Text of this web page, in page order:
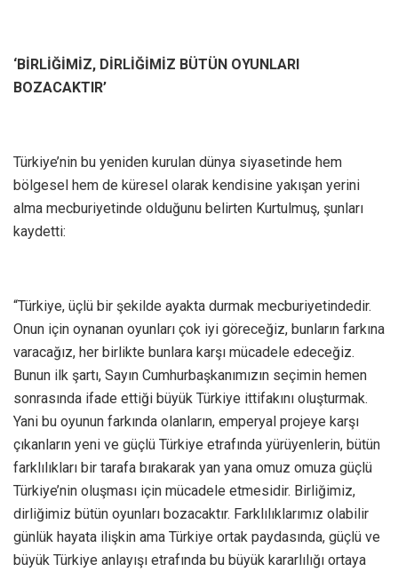
‘BİRLİĞİMİZ, DİRLİĞİMİZ BÜTÜN OYUNLARI
BOZACAKTIR’
Türkiye’nin bu yeniden kurulan dünya siyasetinde hem
bölgesel hem de küresel olarak kendisine yakışan yerini
alma mecburiyetinde olduğunu belirten Kurtulmuş, şunları
kaydetti:
“Türkiye, üçlü bir şekilde ayakta durmak mecburiyetindedir.
Onun için oynanan oyunları çok iyi göreceğiz, bunların farkına
varacağız, her birlikte bunlara karşı mücadele edeceğiz.
Bunun ilk şartı, Sayın Cumhurbaşkanımızın seçimin hemen
sonrasında ifade ettiği büyük Türkiye ittifakını oluşturmak.
Yani bu oyunun farkında olanların, emperyal projeye karşı
çıkanların yeni ve güçlü Türkiye etrafında yürüyenlerin, bütün
farklılıkları bir tarafa bırakarak yan yana omuz omuza güçlü
Türkiye’nin oluşması için mücadele etmesidir. Birliğimiz,
dirliğimiz bütün oyunları bozacaktır. Farklılıklarımız olabilir
günlük hayata ilişkin ama Türkiye ortak paydasında, güçlü ve
büyük Türkiye anlayışı etrafında bu büyük kararlılığı ortaya